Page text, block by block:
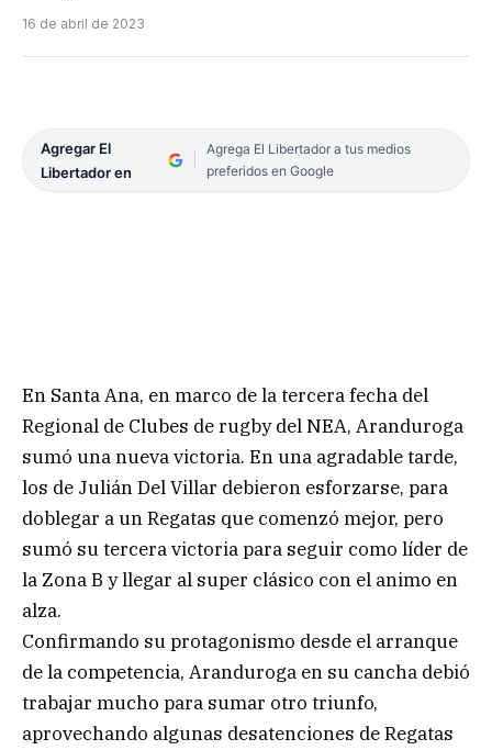
16 de abril de 2023
Agregar El
Libertador en
Agrega El Libertador a tus medios
preferidos en Google
En Santa Ana, en marco de la tercera fecha del
Regional de Clubes de rugby del NEA, Aranduroga
sumó una nueva victoria. En una agradable tarde,
los de Julián Del Villar debieron esforzarse, para
doblegar a un Regatas que comenzó mejor, pero
sumó su tercera victoria para seguir como líder de
la Zona B y llegar al super clásico con el animo en
alza.
Confirmando su protagonismo desde el arranque
de la competencia, Aranduroga en su cancha debió
trabajar mucho para sumar otro triunfo,
aprovechando algunas desatenciones de Regatas